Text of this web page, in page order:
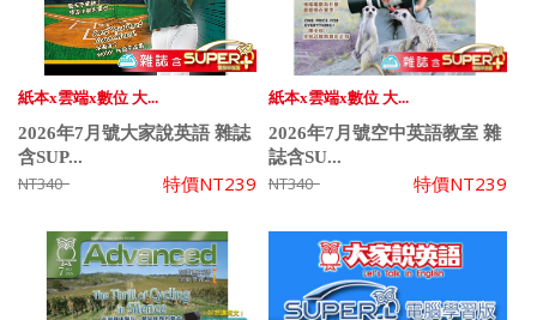
紙本x雲端x數位 大...
2026年7月號大家說英語 雜誌
含SUP...
NT340 特價NT239
紙本x雲端x數位 大...
2026年7月號空中英語教室 雜
誌含SU...
NT340 特價NT239